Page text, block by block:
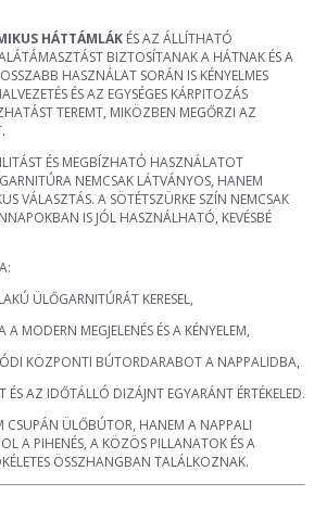
HÁTTÁMLÁK ÉS AZ ÁLLÍTHATÓ
BIZTOSÍTANAK A HÁTNAK ÉS A
HASZNÁLAT SORÁN IS KÉNYELMES
ÉS AZ EGYSÉGES KÁRPITOZÁS
TEREMT, MIKÖZBEN MEGŐRZI AZ
ÉS MEGBÍZHATÓ HASZNÁLATOT
NEMCSAK LÁTVÁNYOS, HANEM
VÁLASZTÁS. A SÖTÉTSZÜRKE SZÍN NEMCSAK
IS JÓL HASZNÁLHATÓ, KEVÉSBÉ
ÜLŐGARNITÚRÁT KERESEL,
MODERN MEGJELENÉS ÉS A KÉNYELEM,
KÖZPONTI BÚTORDARABOT A NAPPALIDBA,
ÉS AZ IDŐTÁLLÓ DIZÁJNT EGYARÁNT ÉRTÉKELED.
CSUPÁN ÜLŐBÚTOR, HANEM A NAPPALI
A PIHENÉS, A KÖZÖS PILLANATOK ÉS A
ÖSSZHANGBAN TALÁLKOZNAK.